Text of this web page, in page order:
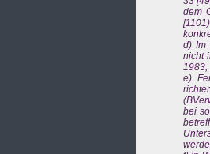
dem
d) Im
nicht
1983,
e)
bei